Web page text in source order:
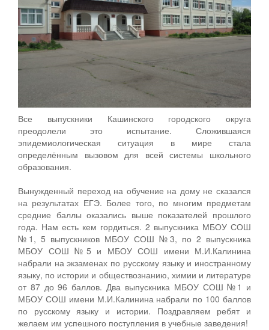
Все выпускники Кашинского городского округа
преодолели это испытание. Сложившаяся
эпидемиологическая ситуация в мире стала
определённым вызовом для всей системы школьного
образования.
Вынужденный переход на обучение на дому не сказался
на результатах ЕГЭ. Более того, по многим предметам
средние баллы оказались выше показателей прошлого
года. Нам есть кем гордиться. 2 выпускника МБОУ СОШ
№1, 5 выпускников МБОУ СОШ №3, по 2 выпускника
МБОУ СОШ №5 и МБОУ СОШ имени М.И.Калинина
набрали на экзаменах по русскому языку и иностранному
языку, по истории и обществознанию, химии и литературе
от 87 до 96 баллов. Два выпускника МБОУ СОШ №1 и
МБОУ СОШ имени М.И.Калинина набрали по 100 баллов
по русскому языку и истории. Поздравляем ребят и
желаем им успешного поступления в учебные заведения!